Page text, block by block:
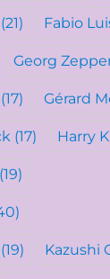
(21) Fabio
Georg
(17) Gérard
(17) Harry
(19)
(19) Kazushi